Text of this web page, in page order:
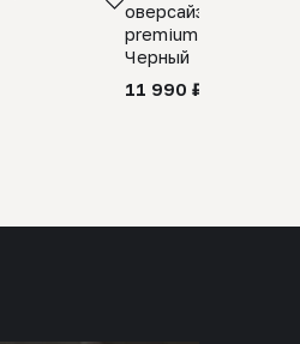
оверсайз 100%
premium merino
Черный
11 990 ₽